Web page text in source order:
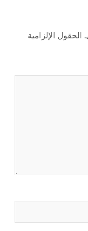
الحقول الإلزامية